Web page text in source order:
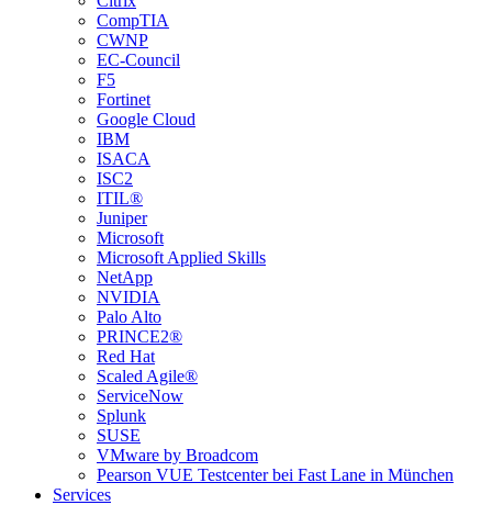
CompTIA
CWNP
EC-Council
F5
Fortinet
Google Cloud
IBM
ISACA
ISC2
ITIL®
Juniper
Microsoft
Microsoft Applied Skills
NetApp
NVIDIA
Palo Alto
PRINCE2®
Red Hat
Scaled Agile®
ServiceNow
Splunk
SUSE
VMware by Broadcom
Pearson VUE Testcenter bei Fast Lane in München
Services